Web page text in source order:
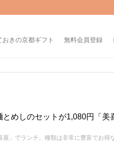
おきの京都ギフト 無料会員登録
とめしのセットが1,080円「美
」でランチ。種類は非常に豊富でお得